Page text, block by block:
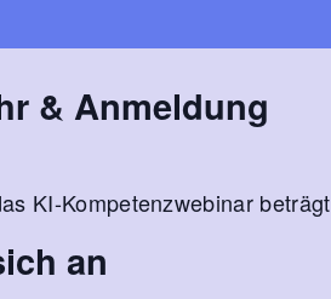
& Anmeldung
KI-Kompetenzwebinar beträgt
an